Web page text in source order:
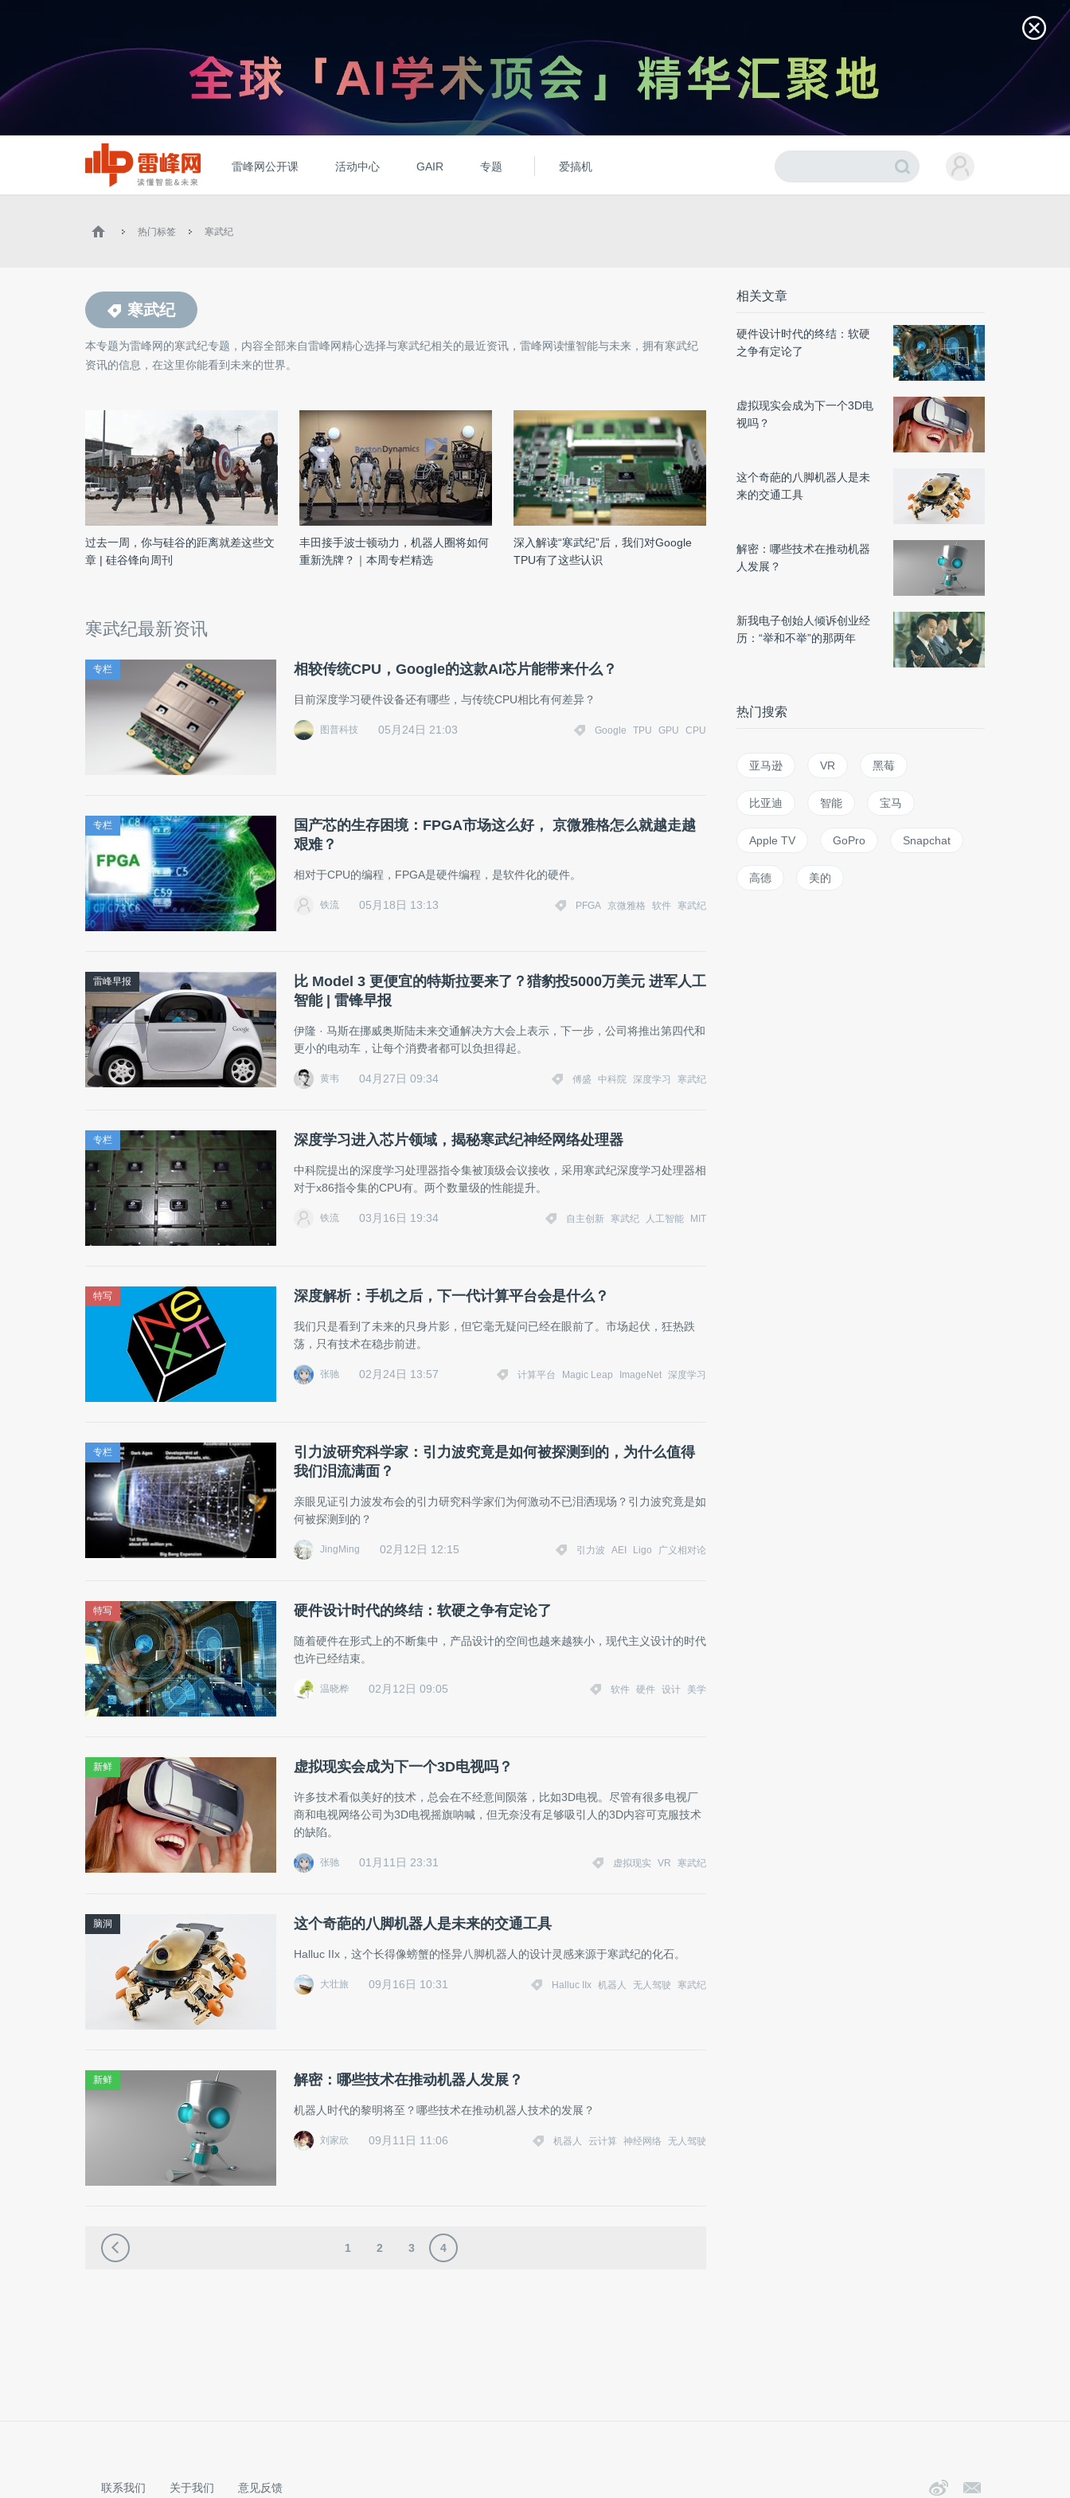
雷峰网公开课 活动中心 GAIR 专题 爱搞机
热门标签 寒武纪
寒武纪
本专题为雷峰网的寒武纪专题，内容全部来自雷峰网精心选择与寒武纪相关的最近资讯，雷峰网读懂智能与未来，拥有寒武纪
资讯的信息，在这里你能看到未来的世界。
过去一周，你与硅谷的距离就差这些文
章 | 硅谷锋向周刊
丰田接手波士顿动力，机器人圈将如何
重新洗牌？｜本周专栏精选
深入解读“寒武纪”后，我们对Google
TPU有了这些认识
寒武纪最新资讯
专栏 相较传统CPU，Google的这款AI芯片能带来什么？
目前深度学习硬件设备还有哪些，与传统CPU相比有何差异？
图普科技 05月24日 21:03 Google TPU GPU CPU
专栏
国产芯的生存困境：FPGA市场这么好， 京微雅格怎么就越走越
艰难？
相对于CPU的编程，FPGA是硬件编程，是软件化的硬件。
铁流 05月18日 13:13 PFGA 京微雅格 软件 寒武纪
雷峰早报
比 Model 3 更便宜的特斯拉要来了？猎豹投5000万美元 进军人工
智能 | 雷锋早报
伊隆 · 马斯在挪威奥斯陆未来交通解决方大会上表示，下一步，公司将推出第四代和
更小的电动车，让每个消费者都可以负担得起。
黄韦 04月27日 09:34 傅盛 中科院 深度学习 寒武纪
专栏 深度学习进入芯片领域，揭秘寒武纪神经网络处理器
中科院提出的深度学习处理器指令集被顶级会议接收，采用寒武纪深度学习处理器相
对于x86指令集的CPU有。两个数量级的性能提升。
铁流 03月16日 19:34 自主创新 寒武纪 人工智能 MIT
特写 深度解析：手机之后，下一代计算平台会是什么？
我们只是看到了未来的只身片影，但它毫无疑问已经在眼前了。市场起伏，狂热跌
荡，只有技术在稳步前进。
张驰 02月24日 13:57 计算平台 Magic Leap ImageNet 深度学习
专栏
引力波研究科学家：引力波究竟是如何被探测到的，为什么值得
我们泪流满面？
亲眼见证引力波发布会的引力研究科学家们为何激动不已泪洒现场？引力波究竟是如
何被探测到的？
JingMing 02月12日 12:15 引力波 AEI Ligo 广义相对论
特写 硬件设计时代的终结：软硬之争有定论了
随着硬件在形式上的不断集中，产品设计的空间也越来越狭小，现代主义设计的时代
也许已经结束。
温晓桦 02月12日 09:05 软件 硬件 设计 美学
新鲜 虚拟现实会成为下一个3D电视吗？
许多技术看似美好的技术，总会在不经意间陨落，比如3D电视。尽管有很多电视厂
商和电视网络公司为3D电视摇旗呐喊，但无奈没有足够吸引人的3D内容可克服技术
的缺陷。
张驰 01月11日 23:31 虚拟现实 VR 寒武纪
脑洞 这个奇葩的八脚机器人是未来的交通工具
Halluc IIx，这个长得像螃蟹的怪异八脚机器人的设计灵感来源于寒武纪的化石。
大壮旅 09月16日 10:31 Halluc IIx 机器人 无人驾驶 寒武纪
新鲜 解密：哪些技术在推动机器人发展？
机器人时代的黎明将至？哪些技术在推动机器人技术的发展？
刘家欣 09月11日 11:06 机器人 云计算 神经网络 无人驾驶
1 2 3 4
相关文章
硬件设计时代的终结：软硬
之争有定论了
虚拟现实会成为下一个3D电
视吗？
这个奇葩的八脚机器人是未
来的交通工具
解密：哪些技术在推动机器
人发展？
新我电子创始人倾诉创业经
历：“举和不举”的那两年
热门搜索
亚马逊 VR 黑莓
比亚迪 智能 宝马
Apple TV GoPro Snapchat
高德 美的
联系我们 关于我们 意见反馈